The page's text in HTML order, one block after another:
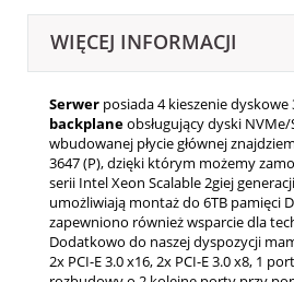
WIĘCEJ INFORMACJI
Serwer posiada 4 kieszenie dyskowe
backplaneobsługujący dyski NVMe/
wbudowanej płycie głównej
3647 (P), dzięki którym możemy
serii Intel Xeon Scalable 2giej
umożliwiają montaż do 6TB pamięci
zapewniono również wsparcie dla
Dodatkowo do naszej dyspozycji
2x PCI-E 3.0 x16, 2x PCI-E 3.0 x8, 1